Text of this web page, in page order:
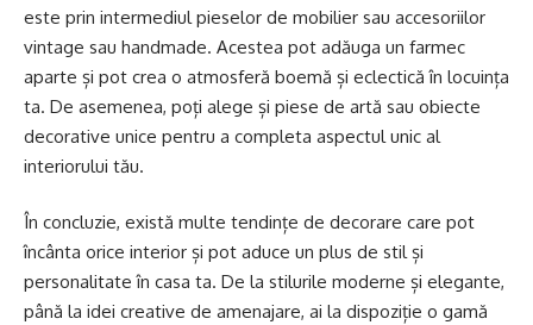
este prin intermediul pieselor de mobilier sau accesoriilor
vintage sau handmade. Acestea pot adăuga un farmec
aparte și pot crea o atmosferă boemă și eclectică în locuința
ta. De asemenea, poți alege și piese de artă sau obiecte
decorative unice pentru a completa aspectul unic al
interiorului tău.
În concluzie, există multe tendințe de decorare care pot
încânta orice interior și pot aduce un plus de stil și
personalitate în casa ta. De la stilurile moderne și elegante,
până la idei creative de amenajare, ai la dispoziție o gamă